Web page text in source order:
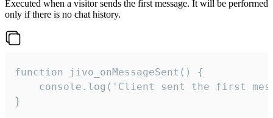
Executed when a visitor sends the first message. It will be performed
only if there is no chat history.
function jivo_onMessageSent() {
console.log('Client sent the first
}